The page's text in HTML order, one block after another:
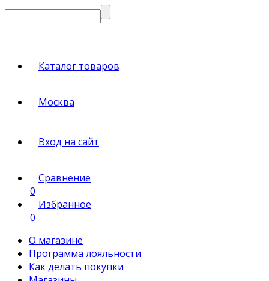
Каталог товаров
Москва
Вход на сайт
Сравнение
0
Избранное
0
О магазине
Программа лояльности
Как делать покупки